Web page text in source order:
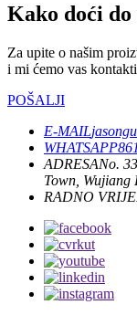
Kako doći do
Za upite o našim
i mi ćemo vas
POŠALJI
E-MAIL
WHATSAPP
ADRESANo.
Town, Wujiang
RADNO